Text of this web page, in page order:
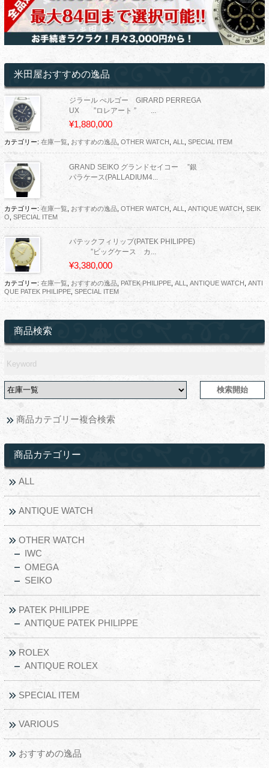
米田屋おすすめの逸品
ジラール ぺルゴー GIRARD PERREGA
UX ”ロレアート ” ...
¥1,880,000
カテゴリー: 在庫一覧, おすすめの逸品, OTHER WATCH ALL SPECIAL ITEM
GRAND SEIKO グランドセイコー ”銀
パラケース(PALLADIUM4...
カテゴリー: 在庫一覧, おすすめの逸品, OTHER WATCH ALL ANTIQUE WATCH
SEIK
O SPECIAL ITEM
パテックフィリップ(PATEK PHILIPPE)
”ビッグケース カ...
¥3,380,000
カテゴリー: 在庫一覧, おすすめの逸品, PATEK PHILIPPE, ALL ANTIQUE WATCH ANTI
QUE PATEK PHILIPPE, SPECIAL ITEM
商品検索
商品カテゴリー複合検索
商品カテゴリー
ALL
ANTIQUE WATCH
OTHER WATCH
IWC
OMEGA
SEIKO
PATEK PHILIPPE
ANTIQUE PATEK PHILIPPE
ROLEX
ANTIQUE ROLEX
SPECIAL ITEM
VARIOUS
おすすめの逸品